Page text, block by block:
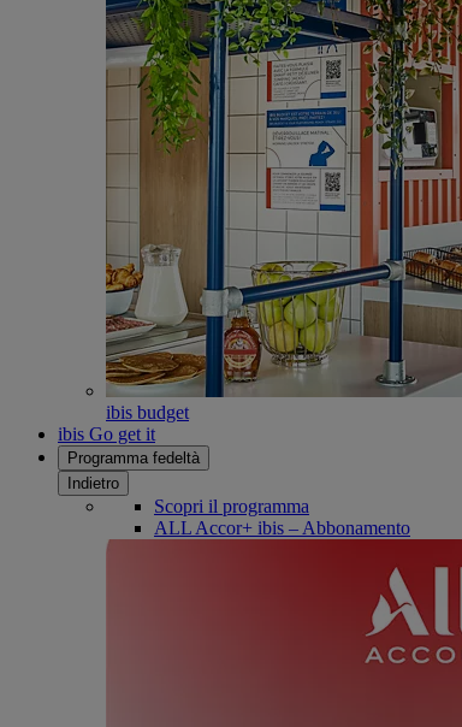
ibis budget
ibis Go get it
Programma fedeltà
Indietro
Scopri il programma
ALL Accor+ ibis – Abbonamento